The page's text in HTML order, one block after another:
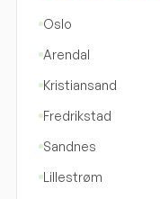
Oslo
Arendal
Kristiansand
Fredrikstad
Sandnes
Lillestrøm